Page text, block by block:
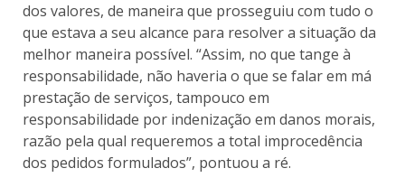
dos valores, de maneira que prosseguiu com tudo o
que estava a seu alcance para resolver a situação da
melhor maneira possível. “Assim, no que tange à
responsabilidade, não haveria o que se falar em má
prestação de serviços, tampouco em
responsabilidade por indenização em danos morais,
razão pela qual requeremos a total improcedência
dos pedidos formulados”, pontuou a ré.